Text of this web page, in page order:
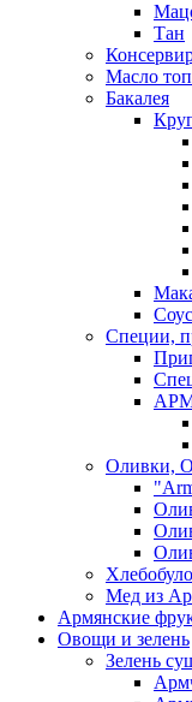
Тан
Масло
Бакалея
Специи,
Оливки,
Мед из
Армянские
Овощи и зелень
Зелень